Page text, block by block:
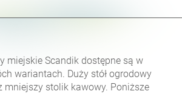
miejskie Scandik dostępne są w
wariantach. Duży stół ogrodowy
mniejszy stolik kawowy. Poniższe